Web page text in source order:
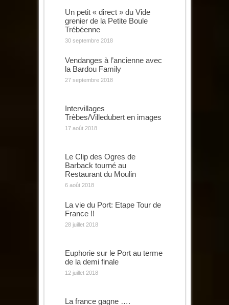
Un petit « direct » du Vide
grenier de la Petite Boule
Trébéenne
30 septembre 2018
Vendanges à l’ancienne avec
la Bardou Family
27 septembre 2018
Intervillages
Trèbes/Villedubert en images
17 août 2018
Le Clip des Ogres de
Barback tourné au
Restaurant du Moulin
6 août 2018
La vie du Port: Etape Tour de
France !!
28 juillet 2018
Euphorie sur le Port au terme
de la demi finale
12 juillet 2018
La france gagne ….